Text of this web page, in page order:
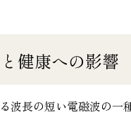
健康への影響
波長の短い電磁波の一